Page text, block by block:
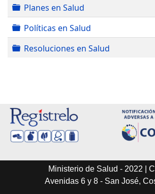
Carpeta
Planes en Salud
Carpeta
Políticas en Salud
Carpeta
Resoluciones en Salud
Ministerio de Salud - 2022 |
Avenidas 6 y 8 - San José,